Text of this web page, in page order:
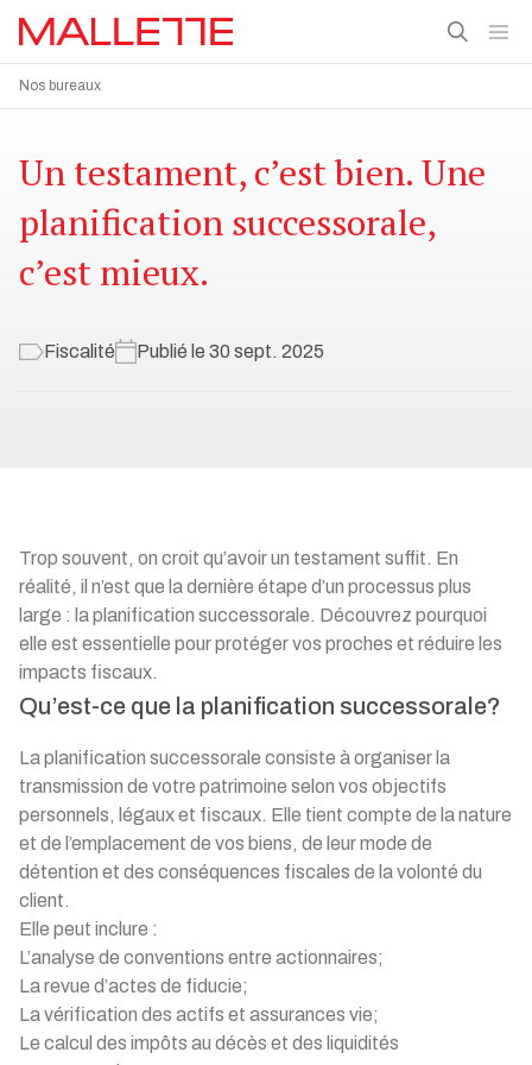
Nos bureaux
Un testament, c’est bien. Une
planification successorale,
c’est mieux.
Fiscalité Publié le 30 sept. 2025
Trop souvent, on croit qu’avoir un testament suffit. En
réalité, il n’est que la dernière étape d’un processus plus
large : la planification successorale. Découvrez pourquoi
elle est essentielle pour protéger vos proches et réduire les
impacts fiscaux.
Qu’est-ce que la planification successorale?
La planification successorale consiste à organiser la
transmission de votre patrimoine selon vos objectifs
personnels, légaux et fiscaux. Elle tient compte de la nature
et de l’emplacement de vos biens, de leur mode de
détention et des conséquences fiscales de la volonté du
client.
Elle peut inclure :
L’analyse de conventions entre actionnaires;
La revue d’actes de fiducie;
La vérification des actifs et assurances vie;
Le calcul des impôts au décès et des liquidités